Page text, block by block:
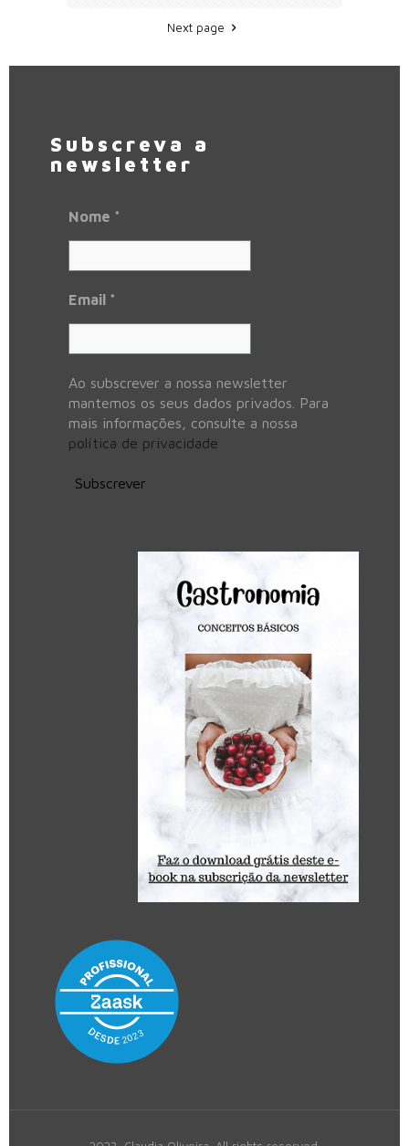
Next page
Subscreva a
newsletter
Nome *
Email *
Ao subscrever a nossa newsletter
mantemos os seus dados privados. Para
mais informações, consulte a nossa
política de privacidade